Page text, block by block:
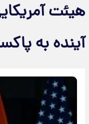
هیئت
آینده به